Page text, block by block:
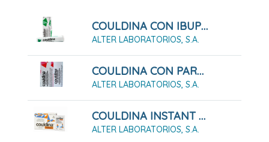
COULDINA CON IBUPROFENO 20 COMPRIMIDOS EFERVESCENTES
ALTER LABORATORIOS, S.A.
COULDINA CON PARACETAMOL 20 COMPRIMIDOS EFERVESCENTES
ALTER LABORATORIOS, S.A.
COULDINA INSTANT CON ÁCIDO ACETILSALICÍLICO 10 SOBRES EFERVESCENTES
ALTER LABORATORIOS, S.A.